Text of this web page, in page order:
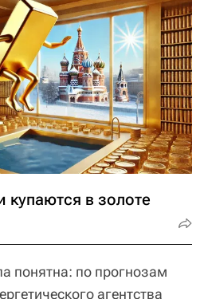
купаются в золоте
понятна: по прогнозам
агентства